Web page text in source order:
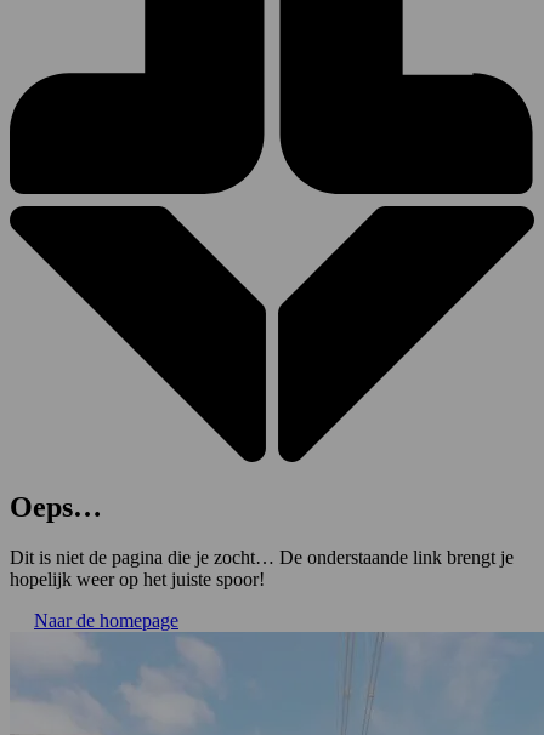
Oeps…
Dit is niet de pagina die je zocht… De onderstaande link brengt je
hopelijk weer op het juiste spoor!
Naar de homepage